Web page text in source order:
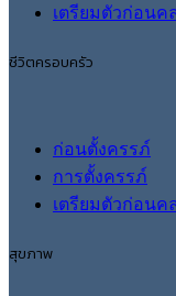
เตรียมตัวก่อนค
ชีวิตครอบครัว
ก่อนตั้งครรภ์
การตั้งครรภ์
เตรียมตัวก่อนค
สุขภาพ